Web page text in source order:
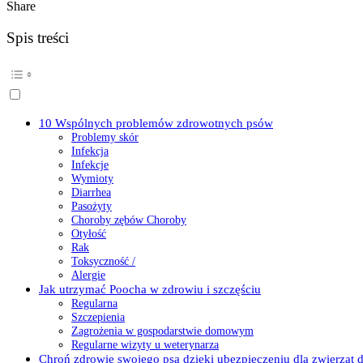
Share
Spis treści
10 Wspólnych problemów zdrowotnych psów
Problemy skór
Infekcja
Infekcje
Wymioty
Diarrhea
Pasożyty
Choroby zębów Choroby
Otyłość
Rak
Toksyczność /
Alergie
Jak utrzymać Poocha w zdrowiu i szczęściu
Regularna
Szczepienia
Zagrożenia w gospodarstwie domowym
Regularne wizyty u weterynarza
Chroń zdrowie swojego psa dzięki ubezpieczeniu dla zwierząt